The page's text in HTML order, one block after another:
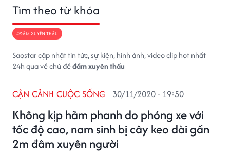
Tìm theo từ khóa
#ĐẦM XUYÊN THẤU
Saostar cập nhật tin tức, sự kiện, hình ảnh, video clip hot nhất
24h qua về chủ đềđầm xuyên thấu
Không kịp hãm phanh do phóng xe với
tốc độ cao, nam sinh bị cây keo dài gần
2m đâm xuyên người
CẬN CẢNH CUỘC SỐNG 30/11/2020 - 19:50